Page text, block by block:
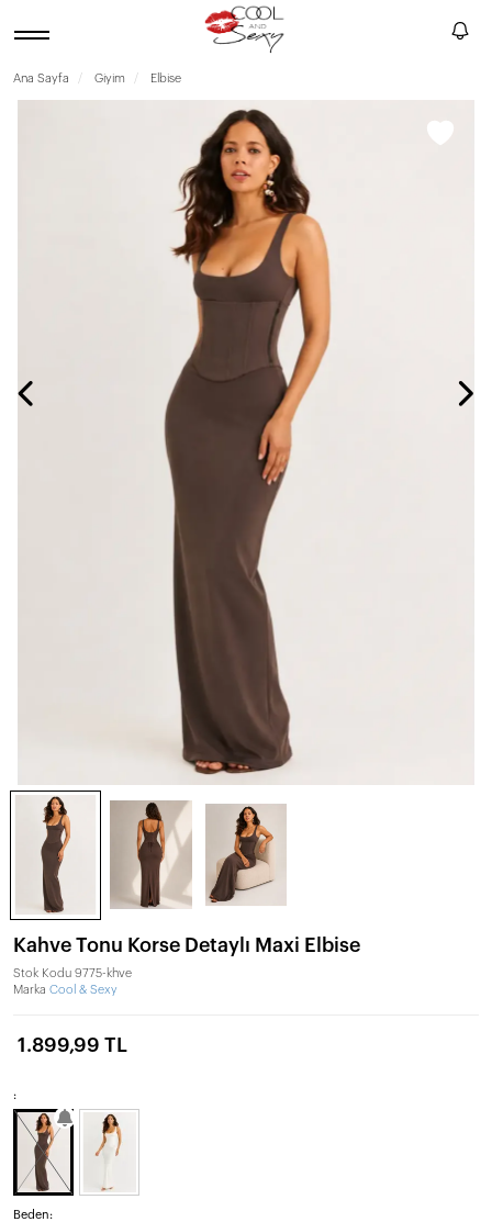
Ana Sayfa Giyim Elbise
Kahve Tonu Korse Detaylı Maxi Elbise
Stok Kodu 9775-khve
Marka Cool & Sexy
1.899,99 TL
:
Beden: